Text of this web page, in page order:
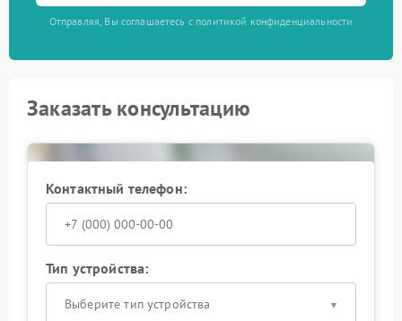
Отправляя, Вы соглашаетесь с политикой конфиденциальности
Заказать консультацию
Контактный телефон:
Тип устройства:
Выберите тип устройства